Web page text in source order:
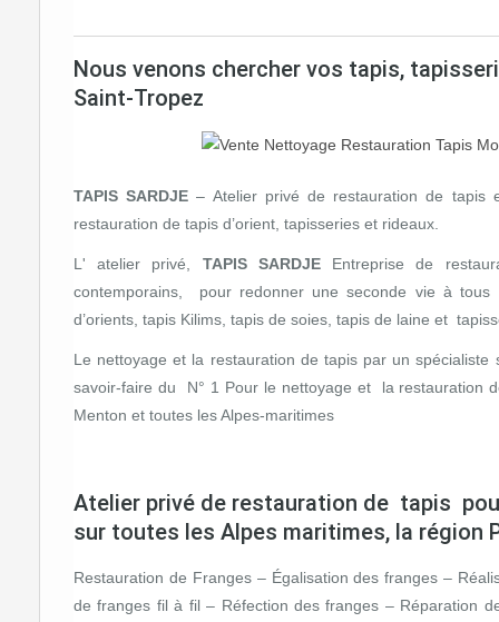
Nous venons chercher vos tapis,
Saint-Tropez
TAPIS SARDJE – Atelier privé de restauration de tapis
restauration de tapis d’orient, tapisseries et rideaux.
L' atelier privé, TAPIS SARDJEEntreprise de
contemporains, pour redonner une seconde vie à tous
d’orients, tapis Kilims, tapis de soies, tapis de laine et
Le nettoyage et la restauration de tapis par un
savoir-faire du N° 1 Pour le nettoyage et la restauration
Menton et toutes les Alpes-maritimes
Atelier privé de restauration de tapis
sur toutes les Alpes maritimes, la région
Restauration de Franges – Égalisation des franges –
de franges fil à fil – Réfection des franges – Réparation